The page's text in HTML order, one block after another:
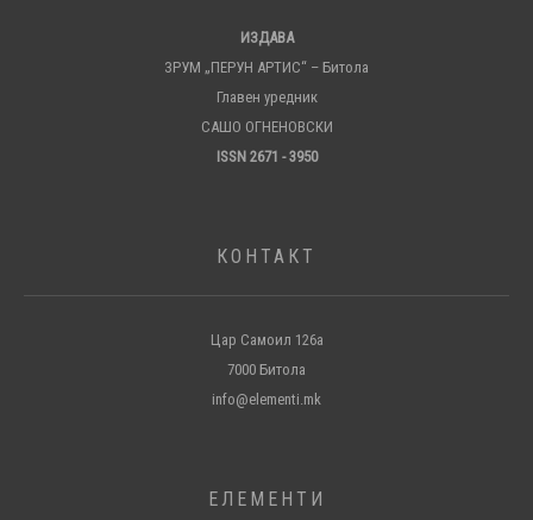
ИЗДАВА
ЗРУМ „ПЕРУН АРТИС“ – Битола
Главен уредник
САШО ОГНЕНОВСКИ
ISSN 2671 - 3950
КОНТАКТ
Цар Самоил 126а
7000 Битола
info@elementi.mk
ЕЛЕМЕНТИ